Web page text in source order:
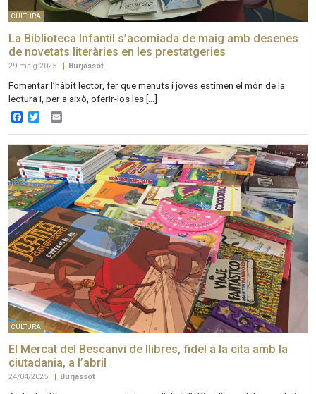
CULTURA
La Biblioteca Infantil s’acomiada de maig amb desenes
de novetats literàries en les prestatgeries
29 maig 2025 Burjassot
Fomentar l’hàbit lector, fer que menuts i joves estimen el món de la
lectura i, per a això, oferir-los les […]
Facebook
Twitter
CULTURA
El Mercat del Bescanvi de llibres, fidel a la cita amb la
ciutadania, a l’abril
24/04/2025 | Burjassot